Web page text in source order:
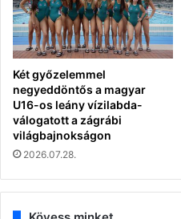
Két győzelemmel
negyeddöntős a magyar
U16-os leány vízilabda-
válogatott a zágrábi
világbajnokságon
2026.07.28.